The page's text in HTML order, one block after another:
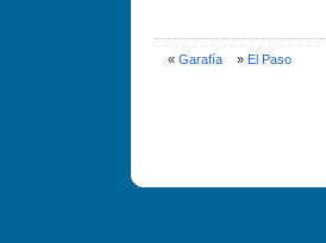
« Garafí­a» El Paso